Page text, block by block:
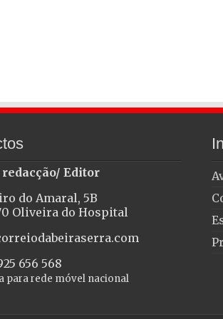
redacção/ Editor
do Amaral, 5B
Oliveira do Hospital
656 568
para rede móvel nacional